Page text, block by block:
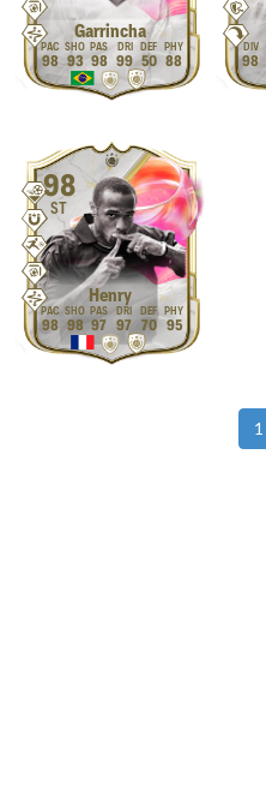
Garrincha
98 93 98 99 50 88 98
98
ST
Henry
98 98 97 97 70 95
1